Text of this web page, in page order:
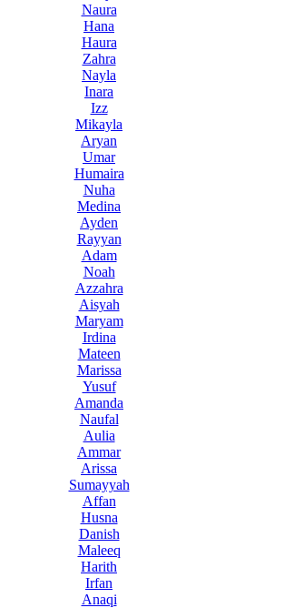
Naura
Hana
Haura
Zahra
Nayla
Inara
Izz
Mikayla
Aryan
Umar
Humaira
Nuha
Medina
Ayden
Rayyan
Adam
Noah
Azzahra
Aisyah
Maryam
Irdina
Mateen
Marissa
Yusuf
Amanda
Naufal
Aulia
Ammar
Arissa
Sumayyah
Affan
Husna
Danish
Maleeq
Harith
Irfan
Anaqi